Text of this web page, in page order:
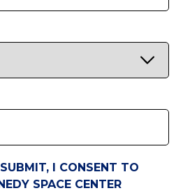
I CONSENT TO
SPACE CENTER